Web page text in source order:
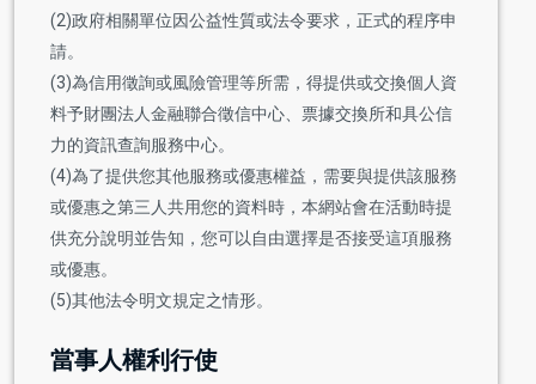
(2)政府相關單位因公益性質或法令要求，正式的程序申
請。
(3)為信用徵詢或風險管理等所需，得提供或交換個人資
料予財團法人金融聯合徵信中心、票據交換所和具公信
力的資訊查詢服務中心。
(4)為了提供您其他服務或優惠權益，需要與提供該服務
或優惠之第三人共用您的資料時，本網站會在活動時提
供充分說明並告知，您可以自由選擇是否接受這項服務
或優惠。
(5)其他法令明文規定之情形。
當事人權利行使